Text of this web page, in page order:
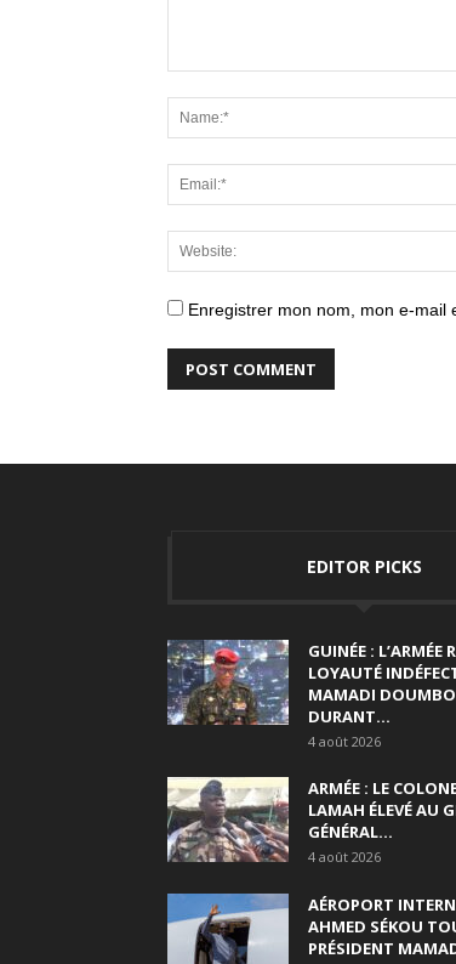
Enregistrer mon nom, mon e-mail
EDITOR PICKS
GUINÉE : L’ARMÉE
LOYAUTÉ
MAMADI
DURANT...
4 août 2026
ARMÉE : LE
LAMAH ÉLEVÉ AU
GÉNÉRAL...
4 août 2026
AÉROPORT
AHMED SÉKOU
PRÉSIDENT